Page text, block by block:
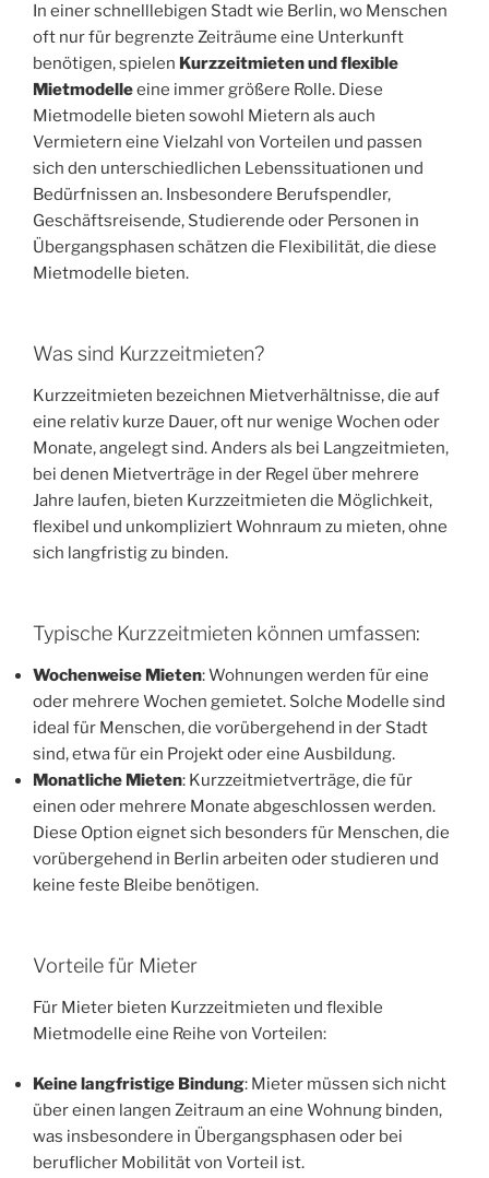
In einer schnelllebigen Stadt wie Berlin, wo Menschen
oft nur für begrenzte Zeiträume eine Unterkunft
benötigen, spielen Kurzzeitmieten und flexible
Mietmodelleeine immer größere Rolle. Diese
Mietmodelle bieten sowohl Mietern als auch
Vermietern eine Vielzahl von Vorteilen und passen
sich den unterschiedlichen Lebenssituationen und
Bedürfnissen an. Insbesondere Berufspendler,
Geschäftsreisende, Studierende oder Personen in
Übergangsphasen schätzen die Flexibilität, die diese
Mietmodelle bieten.
Was sind Kurzzeitmieten?
Kurzzeitmieten bezeichnen Mietverhältnisse, die auf
eine relativ kurze Dauer, oft nur wenige Wochen oder
Monate, angelegt sind. Anders als bei Langzeitmieten,
bei denen Mietverträge in der Regel über mehrere
Jahre laufen, bieten Kurzzeitmieten die Möglichkeit,
flexibel und unkompliziert Wohnraum zu mieten, ohne
sich langfristig zu binden.
Typische Kurzzeitmieten können umfassen:
Wochenweise Mieten: Wohnungen werden für eine
oder mehrere Wochen gemietet. Solche Modelle sind
ideal für Menschen, die vorübergehend in der Stadt
sind, etwa für ein Projekt oder eine Ausbildung.
Monatliche Mieten: Kurzzeitmietverträge, die für
einen oder mehrere Monate abgeschlossen werden.
Diese Option eignet sich besonders für Menschen, die
vorübergehend in Berlin arbeiten oder studieren und
keine feste Bleibe benötigen.
Vorteile für Mieter
Für Mieter bieten Kurzzeitmieten und flexible
Mietmodelle eine Reihe von Vorteilen:
Keine langfristige Bindung: Mieter müssen sich nicht
über einen langen Zeitraum an eine Wohnung binden,
was insbesondere in Übergangsphasen oder bei
beruflicher Mobilität von Vorteil ist.